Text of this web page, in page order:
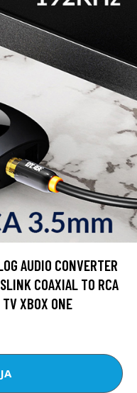
AUDIO CONVERTER
COAXIAL TO RCA
XBOX ONE